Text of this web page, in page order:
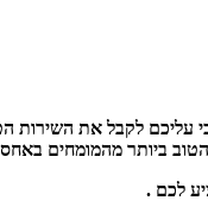
לקבל את השירות